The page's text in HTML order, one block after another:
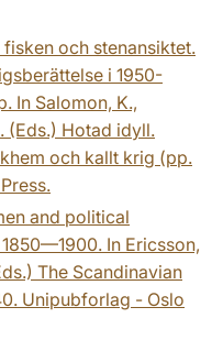
och stenansiktet.
i 1950-
In Salomon, K.,
(Eds.) Hotad idyll.
och kallt krig (pp.
and political
In Ericsson,
The Scandinavian
Unipubforlag - Oslo